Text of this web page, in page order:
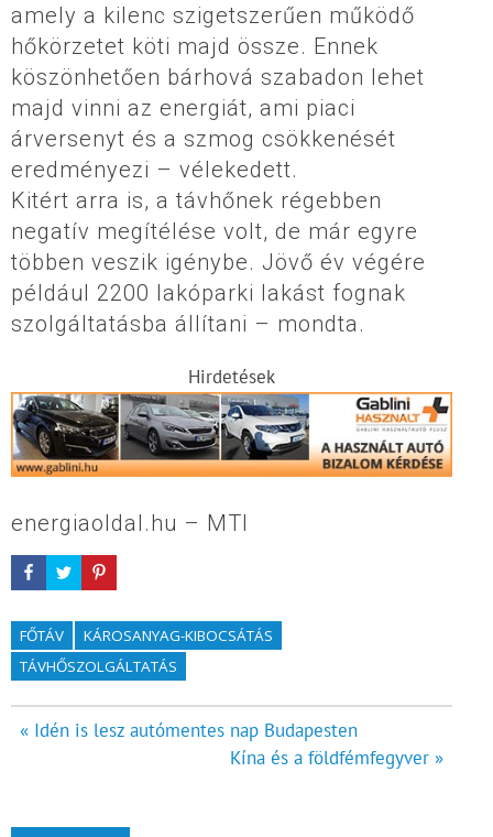
amely a kilenc szigetszerűen működő
hőkörzetet köti majd össze. Ennek
köszönhetően bárhová szabadon lehet
majd vinni az energiát, ami piaci
árversenyt és a szmog csökkenését
eredményezi – vélekedett.
Kitért arra is, a távhőnek régebben
negatív megítélése volt, de már egyre
többen veszik igénybe. Jövő év végére
például 2200 lakóparki lakást fognak
szolgáltatásba állítani – mondta.
Hirdetések
energiaoldal.hu – MTI
FŐTÁV
KÁROSANYAG-KIBOCSÁTÁS
TÁVHŐSZOLGÁLTATÁS
Bejegyzés
« Idén is lesz autómentes nap Budapesten
Kína és a földfémfegyver »